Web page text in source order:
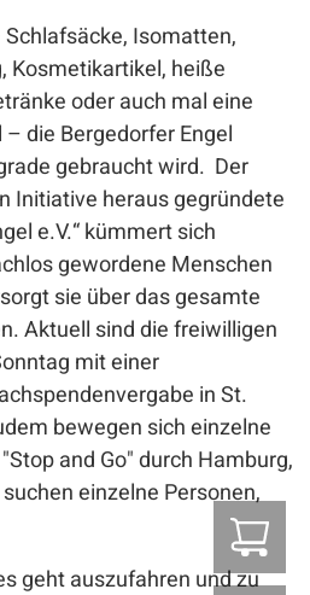
Isomatten,
Kosmetikartikel, heiße
oder auch mal eine
die Bergedorfer Engel
gebraucht wird. Der
Initiative heraus gegründete
e.V.“ kümmert sich
gewordene Menschen
sie über das gesamte
Aktuell sind die freiwilligen
mit einer
in St.
bewegen sich einzelne
and Go" durch Hamburg,
einzelne Personen,
geht auszufahren und zu